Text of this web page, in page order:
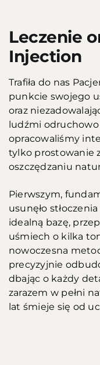
Leczenie
Injection
Trafiła do nas
punkcie swojego
oraz
ludźmi odruchowo
opracowaliśmy
tylko prostowanie
oszczędzaniu
Pierwszym,
usunęło
idealną bazę,
uśmiech o kilka
nowoczesna
precyzyjnie
dbając o każdy
zarazem w pełni
lat śmieje się od